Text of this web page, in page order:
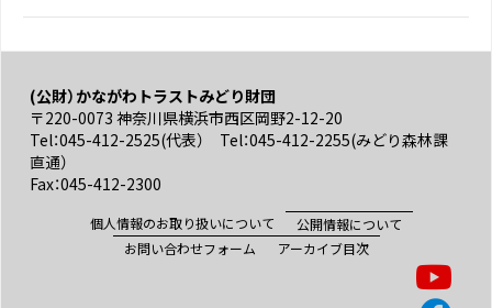
(公財）かながわトラストみどり財団
〒220-0073 神奈川県横浜市西区岡野2-12-20
Tel：045-412-2525(代表） Tel：045-412-2255(みどり森林課
直通）
Fax：045-412-2300
個人情報のお取り扱いについて
公開情報について
お問い合わせフォーム
アーカイブ目次